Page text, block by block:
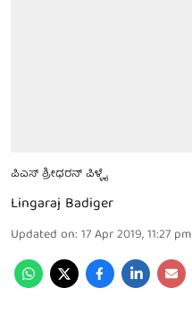
ಪಿಎಸ್ ಶ್ರೀಧರನ್ ಪಿಳ್ಳೈ
Lingaraj Badiger
Updated on: 17 Apr 2019, 11:27 pm